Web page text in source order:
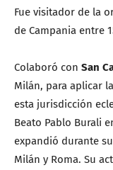
Fue visitador de la
de Campania entre
Colaboró con San
Milán, para aplicar
esta jurisdicción
Beato Pablo Burali
expandió durante
Milán y Roma. Su